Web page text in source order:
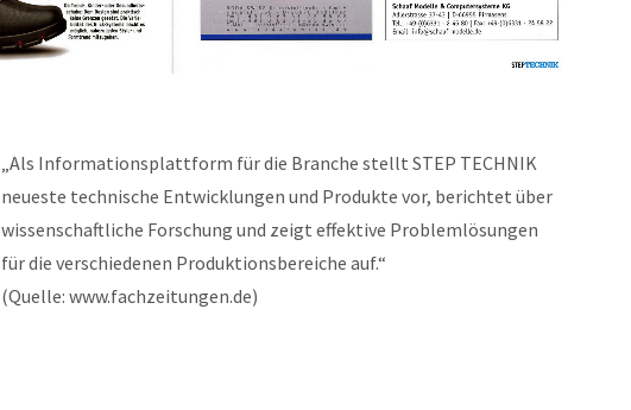
„Als Informationsplattform für die Branche stellt STEP TECHNIK
neueste technische Entwicklungen und Produkte vor, berichtet über
wissenschaftliche Forschung und zeigt effektive Problemlösungen
für die verschiedenen Produktionsbereiche auf.“
(Quelle: www.fachzeitungen.de)